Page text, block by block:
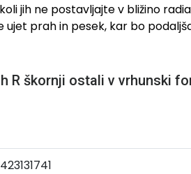
jih ne postavljajte v bližino
prah in pesek, kar bo
škornji ostali v vrhunski